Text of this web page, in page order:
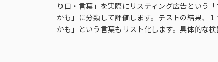
り口・言葉」を実際にリスティング広告という
かも」に分類して評価します。テストの結果、
かも」という言葉もリスト化します。具体的な